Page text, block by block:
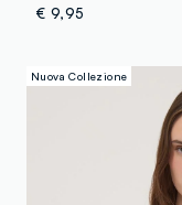
€ 9,95
Nuova Collezione